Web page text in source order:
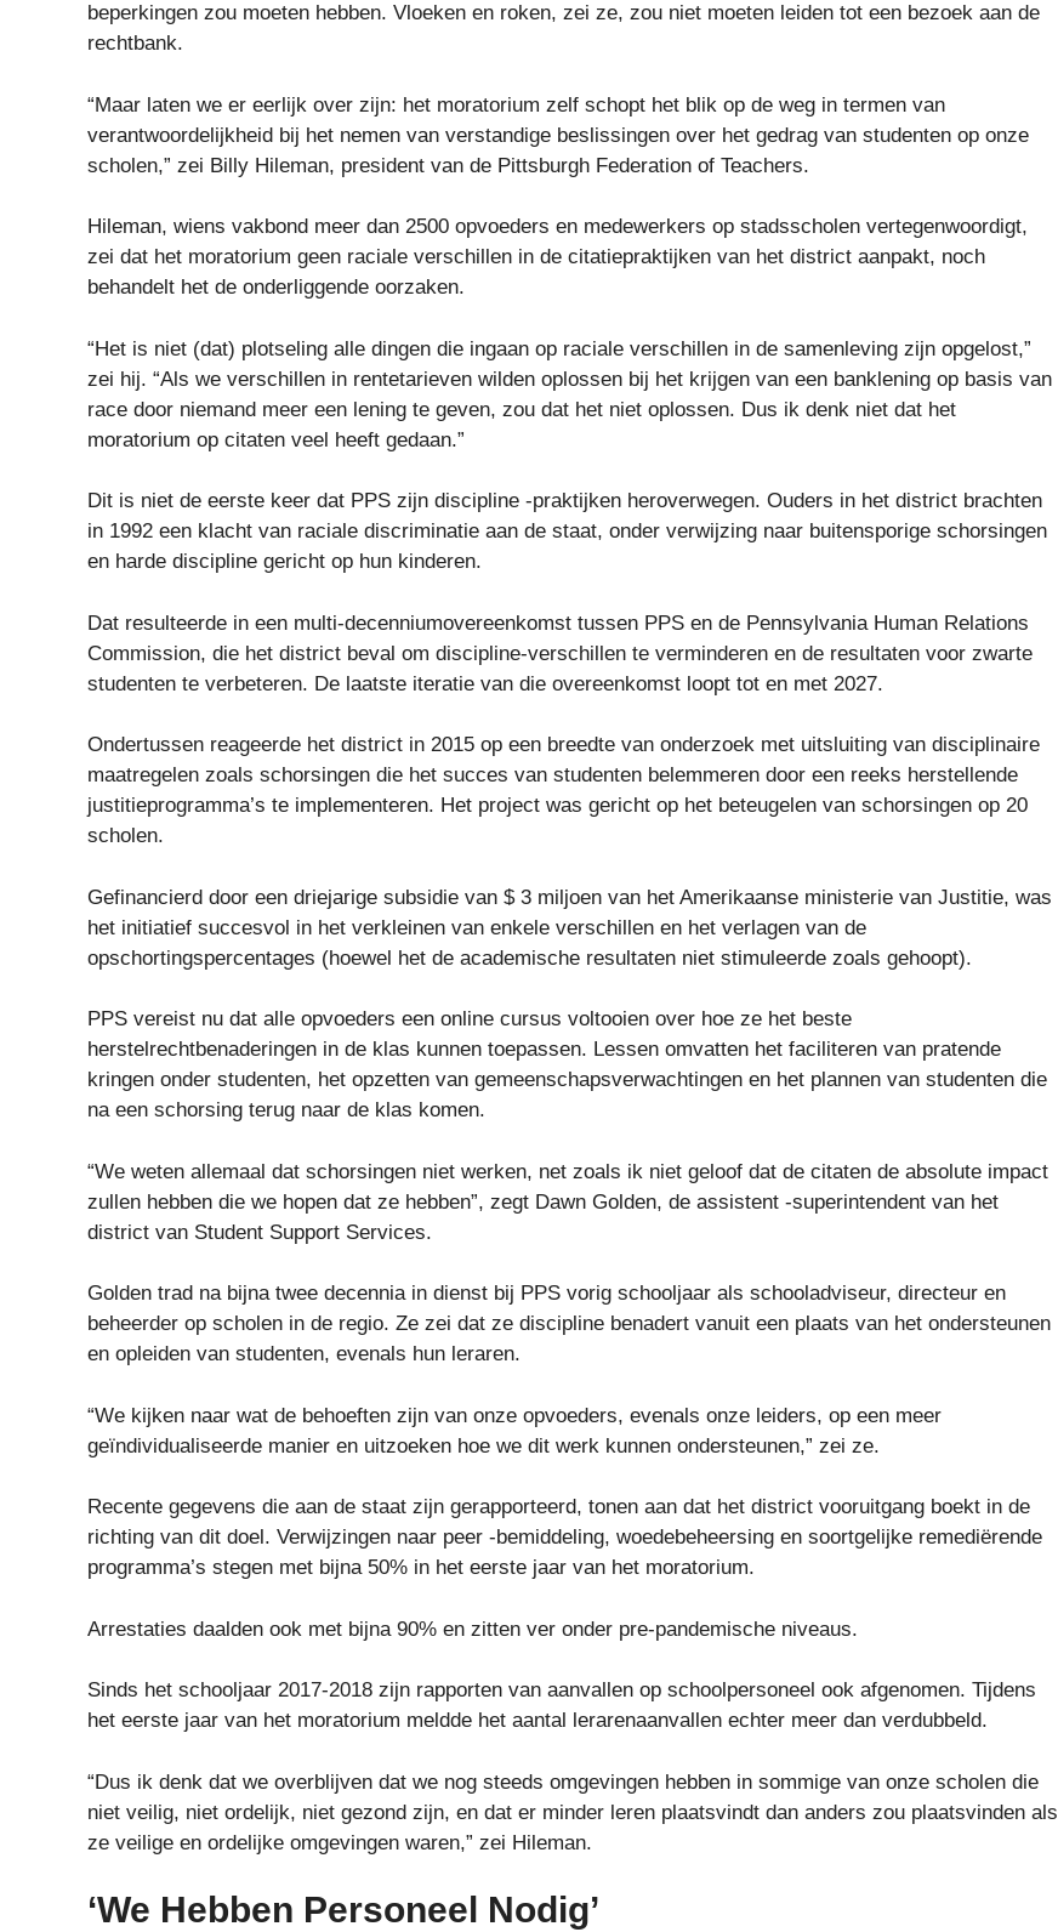
beperkingen zou moeten hebben. Vloeken en roken, zei ze, zou niet moeten leiden tot een bezoek aan de
rechtbank.
“Maar laten we er eerlijk over zijn: het moratorium zelf schopt het blik op de weg in termen van
verantwoordelijkheid bij het nemen van verstandige beslissingen over het gedrag van studenten op onze
scholen,” zei Billy Hileman, president van de Pittsburgh Federation of Teachers.
Hileman, wiens vakbond meer dan 2500 opvoeders en medewerkers op stadsscholen vertegenwoordigt,
zei dat het moratorium geen raciale verschillen in de citatiepraktijken van het district aanpakt, noch
behandelt het de onderliggende oorzaken.
“Het is niet (dat) plotseling alle dingen die ingaan op raciale verschillen in de samenleving zijn opgelost,”
zei hij. “Als we verschillen in rentetarieven wilden oplossen bij het krijgen van een banklening op basis van
race door niemand meer een lening te geven, zou dat het niet oplossen. Dus ik denk niet dat het
moratorium op citaten veel heeft gedaan.”
Dit is niet de eerste keer dat PPS zijn discipline -praktijken heroverwegen. Ouders in het district brachten
in 1992 een klacht van raciale discriminatie aan de staat, onder verwijzing naar buitensporige schorsingen
en harde discipline gericht op hun kinderen.
Dat resulteerde in een multi-decenniumovereenkomst tussen PPS en de Pennsylvania Human Relations
Commission, die het district beval om discipline-verschillen te verminderen en de resultaten voor zwarte
studenten te verbeteren. De laatste iteratie van die overeenkomst loopt tot en met 2027.
Ondertussen reageerde het district in 2015 op een breedte van onderzoek met uitsluiting van disciplinaire
maatregelen zoals schorsingen die het succes van studenten belemmeren door een reeks herstellende
justitieprogramma’s te implementeren. Het project was gericht op het beteugelen van schorsingen op 20
scholen.
Gefinancierd door een driejarige subsidie ​​van $ 3 miljoen van het Amerikaanse ministerie van Justitie, was
het initiatief succesvol in het verkleinen van enkele verschillen en het verlagen van de
opschortingspercentages (hoewel het de academische resultaten niet stimuleerde zoals gehoopt).
PPS vereist nu dat alle opvoeders een online cursus voltooien over hoe ze het beste
herstelrechtbenaderingen in de klas kunnen toepassen. Lessen omvatten het faciliteren van pratende
kringen onder studenten, het opzetten van gemeenschapsverwachtingen en het plannen van studenten die
na een schorsing terug naar de klas komen.
“We weten allemaal dat schorsingen niet werken, net zoals ik niet geloof dat de citaten de absolute impact
zullen hebben die we hopen dat ze hebben”, zegt Dawn Golden, de assistent -superintendent van het
district van Student Support Services.
Golden trad na bijna twee decennia in dienst bij PPS vorig schooljaar als schooladviseur, directeur en
beheerder op scholen in de regio. Ze zei dat ze discipline benadert vanuit een plaats van het ondersteunen
en opleiden van studenten, evenals hun leraren.
“We kijken naar wat de behoeften zijn van onze opvoeders, evenals onze leiders, op een meer
geïndividualiseerde manier en uitzoeken hoe we dit werk kunnen ondersteunen,” zei ze.
Recente gegevens die aan de staat zijn gerapporteerd, tonen aan dat het district vooruitgang boekt in de
richting van dit doel. Verwijzingen naar peer -bemiddeling, woedebeheersing en soortgelijke remediërende
programma’s stegen met bijna 50% in het eerste jaar van het moratorium.
Arrestaties daalden ook met bijna 90% en zitten ver onder pre-pandemische niveaus.
Sinds het schooljaar 2017-2018 zijn rapporten van aanvallen op schoolpersoneel ook afgenomen. Tijdens
het eerste jaar van het moratorium meldde het aantal lerarenaanvallen echter meer dan verdubbeld.
“Dus ik denk dat we overblijven dat we nog steeds omgevingen hebben in sommige van onze scholen die
niet veilig, niet ordelijk, niet gezond zijn, en dat er minder leren plaatsvindt dan anders zou plaatsvinden als
ze veilige en ordelijke omgevingen waren,” zei Hileman.
‘We Hebben Personeel Nodig’